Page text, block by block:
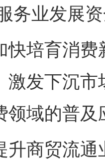
业发展资
培育消费
激发下沉
领域的普
商贸流通